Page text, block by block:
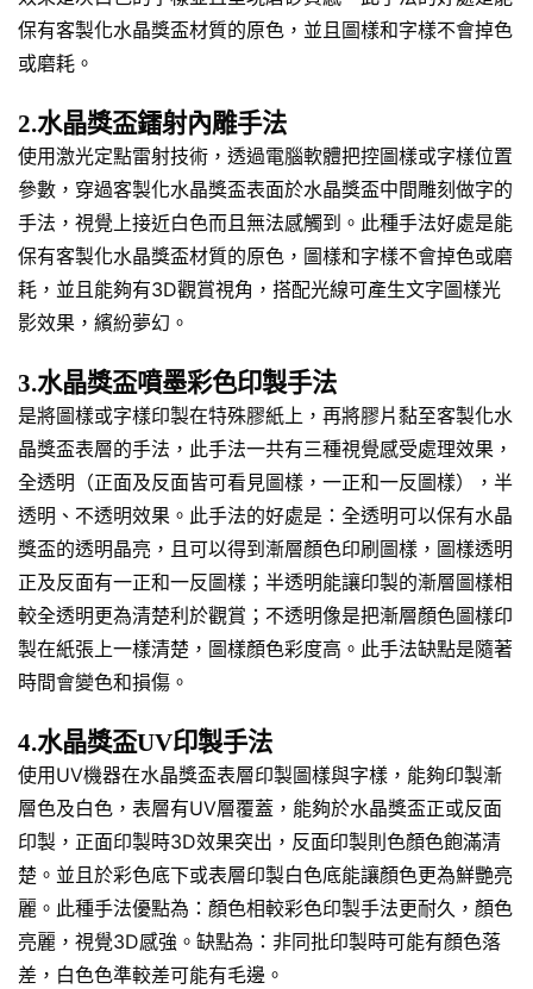
保有客製化水晶獎盃材質的原色，並且圖樣和字樣不會掉色
或磨耗。
2.水晶獎盃鐳射內雕手法
使用激光定點雷射技術，透過電腦軟體把控圖樣或字樣位置
參數，穿過客製化水晶獎盃表面於水晶獎盃中間雕刻做字的
手法，視覺上接近白色而且無法感觸到。此種手法好處是能
保有客製化水晶獎盃材質的原色，圖樣和字樣不會掉色或磨
耗，並且能夠有3D觀賞視角，搭配光線可產生文字圖樣光
影效果，繽紛夢幻。
3.水晶獎盃噴墨彩色印製手法
是將圖樣或字樣印製在特殊膠紙上，再將膠片黏至客製化水
晶獎盃表層的手法，此手法一共有三種視覺感受處理效果，
全透明（正面及反面皆可看見圖樣，一正和一反圖樣），半
透明、不透明效果。此手法的好處是：全透明可以保有水晶
獎盃的透明晶亮，且可以得到漸層顏色印刷圖樣，圖樣透明
正及反面有一正和一反圖樣；半透明能讓印製的漸層圖樣相
較全透明更為清楚利於觀賞；不透明像是把漸層顏色圖樣印
製在紙張上一樣清楚，圖樣顏色彩度高。此手法缺點是隨著
時間會變色和損傷。
4.水晶獎盃UV印製手法
使用UV機器在水晶獎盃表層印製圖樣與字樣，能夠印製漸
層色及白色，表層有UV層覆蓋，能夠於水晶獎盃正或反面
印製，正面印製時3D效果突出，反面印製則色顏色飽滿清
楚。並且於彩色底下或表層印製白色底能讓顏色更為鮮艷亮
麗。此種手法優點為：顏色相較彩色印製手法更耐久，顏色
亮麗，視覺3D感強。缺點為：非同批印製時可能有顏色落
差，白色色準較差可能有毛邊。